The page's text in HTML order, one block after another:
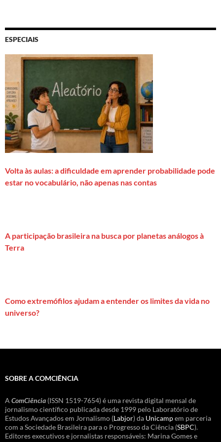
ESPECIAIS
Volta às aulas: a dificuldade em aprender probabilidade pode
estar no vocabulário, não apenas nas contas
A participação brasileira na busca por planetas análogos à
Terra
Como extremófilos ajudam a entender os limites da vida no
universo?
SOBRE A COMCIÊNCIA
A ComCiência (ISSN 1519-7654) é uma revista digital mensal de
jornalismo científico publicada desde 1999 pelo Laboratório de
Estudos Avançados em Jornalismo (Labjor) da Unicampem parceria
com a Sociedade Brasileira para o Progresso da Ciência (SBPC).
Editores executivos e jornalistas responsáveis: Marina Gomes e